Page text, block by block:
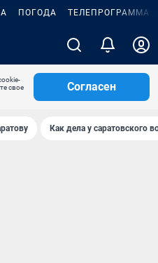
ПОГОДА ТЕЛЕПРОГРАММА
свое
Согласен
Как дела у саратовского